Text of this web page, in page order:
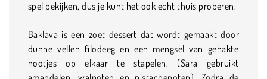
spel bekijken, dus je kunt het ook echt thuis proberen.
Baklava is een zoet dessert dat wordt gemaakt door
dunne vellen filodeeg en een mengsel van gehakte
nootjes op elkaar te stapelen. (Sara gebruikt